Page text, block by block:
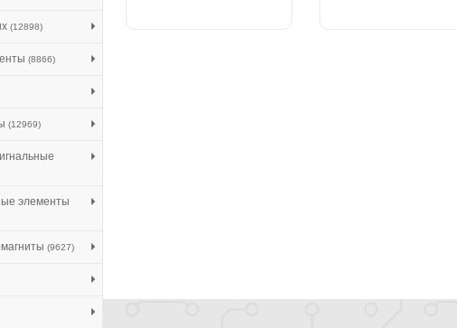
(12898)
(8866)
(12969)
элементы
(9627)